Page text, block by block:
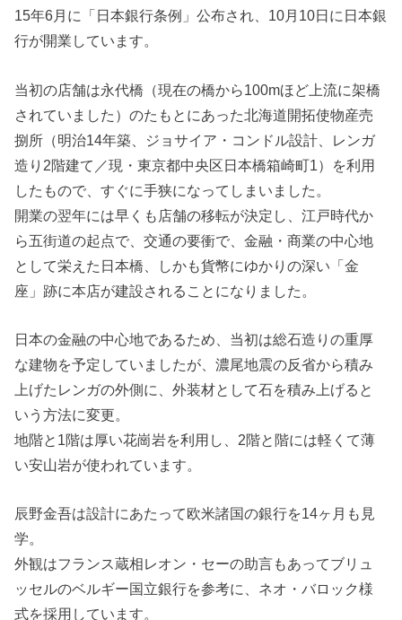
15年6月に「日本銀行条例」公布され、10月10日に日本銀
行が開業しています。
当初の店舗は永代橋（現在の橋から100mほど上流に架橋
されていました）のたもとにあった北海道開拓使物産売
捌所（明治14年築、ジョサイア・コンドル設計、レンガ
造り2階建て／現・東京都中央区日本橋箱崎町1）を利用
したもので、すぐに手狭になってしまいました。
開業の翌年には早くも店舗の移転が決定し、江戸時代か
ら五街道の起点で、交通の要衝で、金融・商業の中心地
として栄えた日本橋、しかも貨幣にゆかりの深い「金
座」跡に本店が建設されることになりました。
日本の金融の中心地であるため、当初は総石造りの重厚
な建物を予定していましたが、濃尾地震の反省から積み
上げたレンガの外側に、外装材として石を積み上げると
いう方法に変更。
地階と1階は厚い花崗岩を利用し、2階と階には軽くて薄
い安山岩が使われています。
辰野金吾は設計にあたって欧米諸国の銀行を14ヶ月も見
学。
外観はフランス蔵相レオン・セーの助言もあってブリュ
ッセルのベルギー国立銀行を参考に、ネオ・バロック様
式を採用しています。